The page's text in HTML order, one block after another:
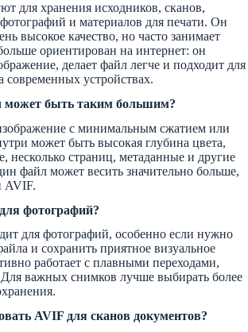
для хранения исходников, сканов,
и материалов для печати. Он
высокое качество, но часто занимает
ориентирован на интернет: он
делает файл легче и подходит для
современных устройствах.
быть таким большим?
с минимальным сжатием или
может быть высокая глубина цвета,
несколько страниц, метаданные и другие
файл может весить значительно больше,
AVIF.
фотографий?
для фотографий, особенно если нужно
и сохранить приятное визуальное
работает с плавными переходами,
важных снимков лучше выбирать более
AVIF для сканов документов?